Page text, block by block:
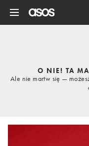
O NIE! TA
Ale nie martw się —